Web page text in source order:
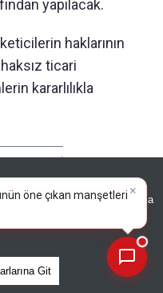
sitemizde
KVKK ve GDPR kapsamında
Git
yapılacak.
haklarının
ticari
kararlılıkla
MERKEZİ
- 17:01
×
öne çıkan manşetleri
neler?